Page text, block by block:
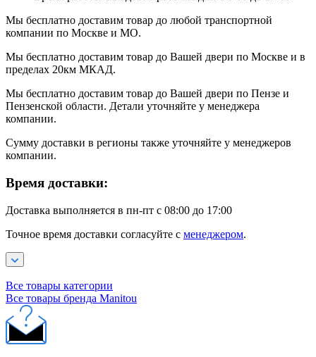
Мы бесплатно доставим товар до любой транспортной
компании по Москве и МО.
Мы бесплатно доставим товар до Вашей двери по Москве и в
пределах 20км МКАД.
Мы бесплатно доставим товар до Вашей двери по Пензе и
Пензенской области. Детали уточняйте у менеджера
компании.
Сумму доставки в регионы также уточняйте у менеджеров
компании.
Время доставки:
Доставка выполняется в пн-пт с 08:00 до 17:00
Точное время доставки согласуйте с менеджером.
Все товары категории
Все товары бренда Manitou